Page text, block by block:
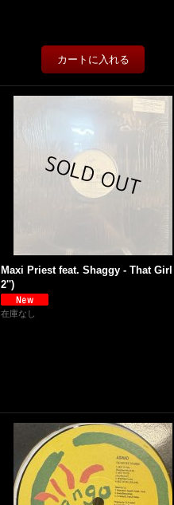
Maxi Priest feat. Shaggy - That Girl
2'')
在庫なし